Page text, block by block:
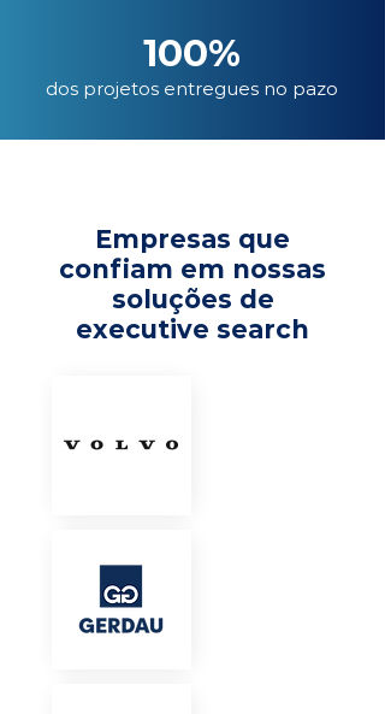
100%
dos projetos entregues no pazo
Empresas que
confiam em nossas
soluções de
executive search